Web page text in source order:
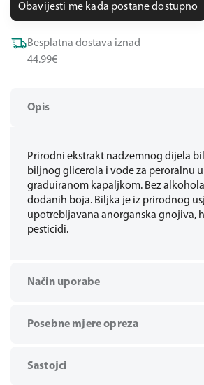
Opis
Prirodni ekstrakt nadzemnog dijela
biljnog glicerola i vode za peroralnu
graduiranom kapaljkom. Bez
dodanih boja. Biljka je iz prirodnog
upotrebljavana anorganska gnojiva,
pesticidi.
Način uporabe
Posebne mjere opreza
Sastojci
Obavijesti me kada postane dostupno
Besplatna dostava iznad
44.99€